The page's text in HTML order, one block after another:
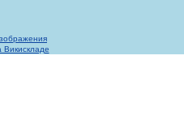
Викискладе